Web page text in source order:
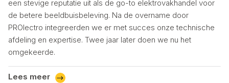
een stevige reputatie uit als de go-to elektrovakhandel voor
de betere beeldbuisbeleving. Na de overname door
PROlectro integreerden we er met succes onze technische
afdeling en expertise. Twee jaar later doen we nu het
omgekeerde.
Lees meer